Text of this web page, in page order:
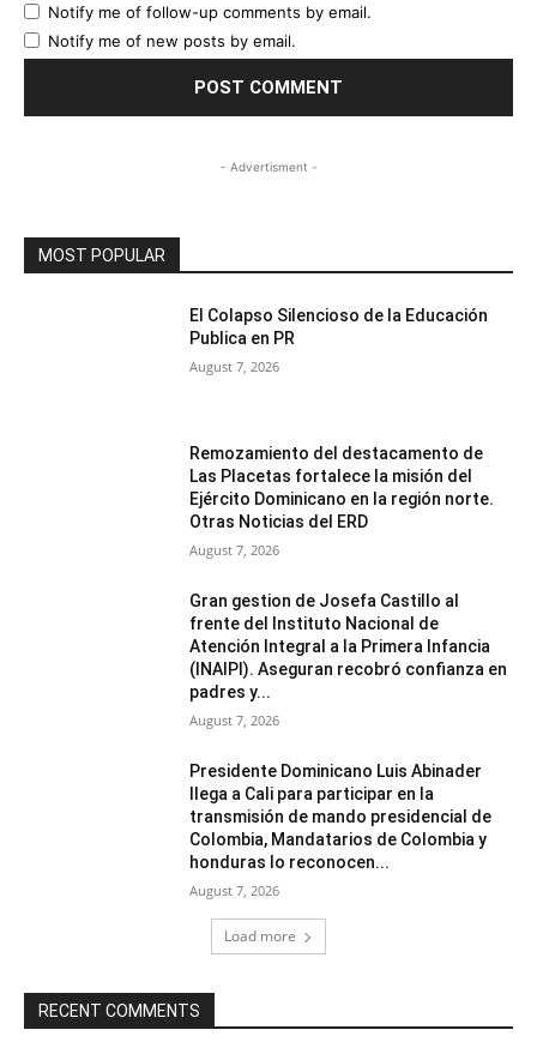
Notify me of follow-up comments by email.
Notify me of new posts by email.
- Advertisment -
MOST POPULAR
El Colapso Silencioso de la Educación
Publica en PR
August 7, 2026
Remozamiento del destacamento de
Las Placetas fortalece la misión del
Ejército Dominicano en la región norte.
Otras Noticias del ERD
August 7, 2026
Gran gestion de Josefa Castillo al
frente del Instituto Nacional de
Atención Integral a la Primera Infancia
(INAIPI). Aseguran recobró confianza en
padres y...
August 7, 2026
Presidente Dominicano Luis Abinader
llega a Cali para participar en la
transmisión de mando presidencial de
Colombia, Mandatarios de Colombia y
honduras lo reconocen...
August 7, 2026
Load more
RECENT COMMENTS